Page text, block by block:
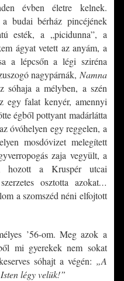
évben életre kelnek.
budai bérház pincéjének
esték, a „picidunna”, a
ágyat vetett az anyám, a
a lépcsőn a légi sziréna
nagypárnák, Namna
sóhaja a mélyben, a szén
egy falat kenyér, amennyi
égből pottyant madárlátta
óvóhelyen egy reggelen, a
mosdóvizet melegített
zaja vegyült, a
hozott a Kruspér utcai
osztotta azokat…
a szomszéd néni elfojtott
’56-om. Meg azok a
mi gyerekek nem sokat
sóhajt a végén: „A
légy velük!”